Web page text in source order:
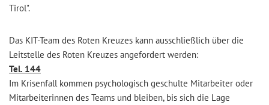
Tirol".
Das KIT-Team des Roten Kreuzes kann ausschließlich über die
Leitstelle des Roten Kreuzes angefordert werden:
Tel. 144
Im Krisenfall kommen psychologisch geschulte Mitarbeiter oder
Mitarbeiterinnen des Teams und bleiben, bis sich die Lage